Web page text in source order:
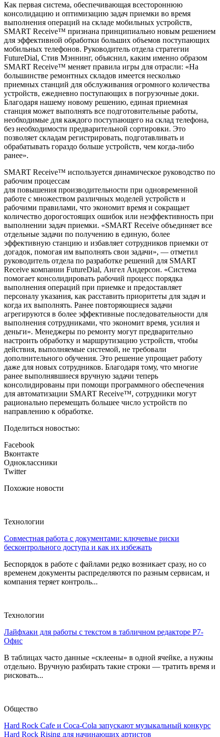
Как первая система, обеспечивающая всестороннюю
консолидацию и оптимизацию задач приемки во время
выполнения операций на складе мобильных устройств,
SMART Receive™ признана принципиально новым решением
для эффективной обработки больших объемов поступающих
мобильных телефонов. Руководитель отдела стратегии
FutureDial, Стив Мэннинг, объяснил, каким именно образом
SMART Receive™ меняет правила игры для отрасли: «На
большинстве ремонтных складов имеется несколько
приемных станций для обслуживания огромного количества
устройств, ежедневно поступающих в погрузочные доки.
Благодаря нашему новому решению, единая приемная
станция может выполнять все подготовительные работы,
необходимые для каждого поступающего на склад телефона,
без необходимости предварительной сортировки. Это
позволяет складам регистрировать, подготавливать и
обрабатывать гораздо больше устройств, чем когда-либо
ранее».
SMART Receive™ используется динамическое руководство по
рабочим процессам
для повышения производительности при одновременной
работе с множеством различных моделей устройств и
рабочими правилами, что экономит время и сокращает
количество дорогостоящих ошибок или неэффективность при
выполнении задач приемки. «SMART Receive объединяет все
отдельные задачи по получению в единую, более
эффективную станцию и избавляет сотрудников приемки от
догадок, помогая им выполнять свои задачи», — отметил
руководитель отдела по разработке решений для SMART
Receive компании FutureDial, Ангел Андерсон. «Система
помогает консолидировать рабочий процесс порядка
выполнения операций при приемке и предоставляет
персоналу указания, как расставить приоритеты для задач и
когда их выполнять. Ранее повторяющиеся задачи
агрегируются в более эффективные последовательности для
выполнения сотрудниками, что экономит время, усилия и
деньги». Менеджеры по ремонту могут предварительно
настроить обработку и маршрутизацию устройств, чтобы
действия, выполняемые системой, не требовали
дополнительного обучения. Это решение упрощает работу
даже для новых сотрудников. Благодаря тому, что многие
ранее выполнявшиеся вручную задачи теперь
консолидированы при помощи программного обеспечения
для автоматизации SMART Receive™, сотрудники могут
рационально перемещать большее число устройств по
направлению к обработке.
Поделиться новостью:
Facebook
Вконтакте
Одноклассники
Twitter
Похожие новости
Технологии
Совместная работа с документами: ключевые риски
бесконтрольного доступа и как их избежать
Беспорядок в работе с файлами редко возникает сразу, но со
временем документы распределяются по разным сервисам, и
компания теряет контроль...
Технологии
Лайфхаки для работы с текстом в табличном редакторе Р7-
Офис
В таблицах часто данные «склеены» в одной ячейке, а нужны
отдельно. Вручную разбирать такие строки — тратить время и
рисковать...
Общество
Hard Rock Cafe и Coca-Cola запускают музыкальный конкурс
Hard Rock Rising для начинающих артистов